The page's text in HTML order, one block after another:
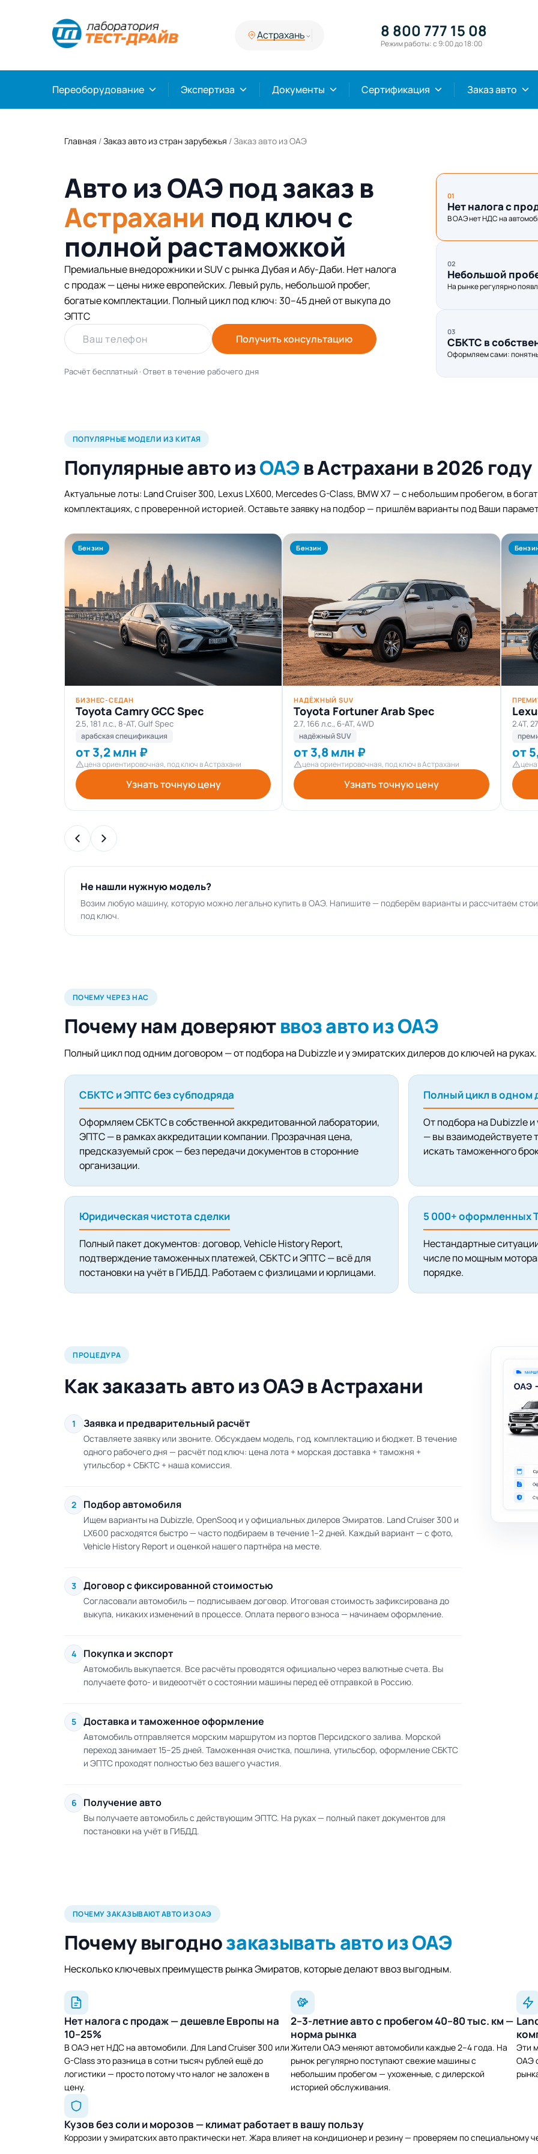
Астрахань 8 800 777 15 08
Режим работы: с 9:00 до 18:00
Переоборудование Экспертиза Документы Сертификация Заказ авто
Главная /Заказ авто из стран зарубежья /Заказ авто из ОАЭ
Авто из ОАЭ под заказ в
Астрахани под ключ с
полной растаможкой
Премиальные внедорожники и SUV с рынка Дубая и Абу-Даби. Нет налога
с продаж — цены ниже европейских. Левый руль, небольшой пробег,
богатые комплектации. Полный цикл под ключ: 30–45 дней от выкупа до
ЭПТС
Ваш телефон
Получить консультацию
Расчёт бесплатный · Ответ в течение рабочего дня
01
Нет налога с
В ОАЭ нет НДС на
02
Небольшой
На рынке регулярно
03
СБКТС в
Оформляем сами:
ПОПУЛЯРНЫЕ МОДЕЛИ ИЗ КИТАЯ
Популярные авто изОАЭв Астрахани в 2026 году
Актуальные лоты: Land Cruiser 300, Lexus LX600, Mercedes G-Class, BMW X7 — с небольшим пробегом, в
комплектациях, с проверенной историей. Оставьте заявку на подбор — пришлём варианты под Ваши
Бензин
БИЗНЕС-СЕДАН
Toyota Camry GCC Spec
2.5, 181 л.с., 8-AT, Gulf Spec
арабская спецификация
от 3,2 млн ₽
цена ориентировочная, под ключ в Астрахани
Узнать точную цену
Бензин
НАДЁЖНЫЙ SUV
Toyota Fortuner Arab Spec
2.7, 166 л.с., 6-AT, 4WD
надёжный SUV
от 3,8 млн ₽
цена ориентировочная, под ключ в Астрахани
Узнать точную цену
2.4T,
от
Не нашли нужную модель?
Возим любую машину, которую можно легально купить в ОАЭ. Напишите — подберём варианты и рассчитаем
под ключ.
ПОЧЕМУ ЧЕРЕЗ НАС
Почему нам доверяютввоз авто из ОАЭ
Полный цикл под одним договором — от подбора на Dubizzle и у эмиратских дилеров до ключей на руках.
СБКТС и ЭПТС без субподряда
Оформляем СБКТС в собственной аккредитованной лаборатории,
ЭПТС — в рамках аккредитации компании. Прозрачная цена,
предсказуемый срок — без передачи документов в сторонние
организации.
Полный цикл в одном
От подбора на Dubizzle
— вы взаимодействуете
искать таможенного
Юридическая чистота сделки
Полный пакет документов: договор, Vehicle History Report,
подтверждение таможенных платежей, СБКТС и ЭПТС — всё для
постановки на учёт в ГИБДД. Работаем с физлицами и юрлицами.
5 000+ оформленных
Нестандартные
числе по мощным
порядке.
ПРОЦЕДУРА
Как заказать авто из ОАЭ в Астрахани
1 Заявка и предварительный расчёт
Оставляете заявку или звоните. Обсуждаем модель, год, комплектацию и бюджет. В течение
одного рабочего дня — расчёт под ключ: цена лота + морская доставка + таможня +
утильсбор + СБКТС + наша комиссия.
2 Подбор автомобиля
Ищем варианты на Dubizzle, OpenSooq и у официальных дилеров Эмиратов. Land Cruiser 300 и
LX600 расходятся быстро — часто подбираем в течение 1–2 дней. Каждый вариант — с фото,
Vehicle History Report и оценкой нашего партнёра на месте.
3 Договор с фиксированной стоимостью
Согласовали автомобиль — подписываем договор. Итоговая стоимость зафиксирована до
выкупа, никаких изменений в процессе. Оплата первого взноса — начинаем оформление.
4 Покупка и экспорт
Автомобиль выкупается. Все расчёты проводятся официально через валютные счета. Вы
получаете фото- и видеоотчёт о состоянии машины перед её отправкой в Россию.
5 Доставка и таможенное оформление
Автомобиль отправляется морским маршрутом из портов Персидского залива. Морской
переход занимает 15–25 дней. Таможенная очистка, пошлина, утильсбор, оформление СБКТС
и ЭПТС проходят полностью без вашего участия.
6 Получение авто
Вы получаете автомобиль с действующим ЭПТС. На руках — полный пакет документов для
постановки на учёт в ГИБДД.
ПОЧЕМУ ЗАКАЗЫВАЮТ АВТО ИЗ ОАЭ
Почему выгоднозаказывать авто из ОАЭ
Несколько ключевых преимуществ рынка Эмиратов, которые делают ввоз выгодным.
Нет налога с продаж — дешевле Европы на
10–25%
В ОАЭ нет НДС на автомобили. Для Land Cruiser 300 или
G-Class это разница в сотни тысяч рублей ещё до
логистики — просто потому что налог не заложен в
цену.
2–3-летние авто с пробегом 40–80 тыс. км —
норма рынка
Жители ОАЭ меняют автомобили каждые 2–4 года. На
рынок регулярно поступают свежие машины с
небольшим пробегом — ухоженные, с дилерской
историей обслуживания.
Эти
ОАЭ
Кузов без соли и морозов — климат работает в вашу пользу
Коррозии у эмиратских авто практически нет. Жара влияет на кондиционер и резину — проверяем по специальному